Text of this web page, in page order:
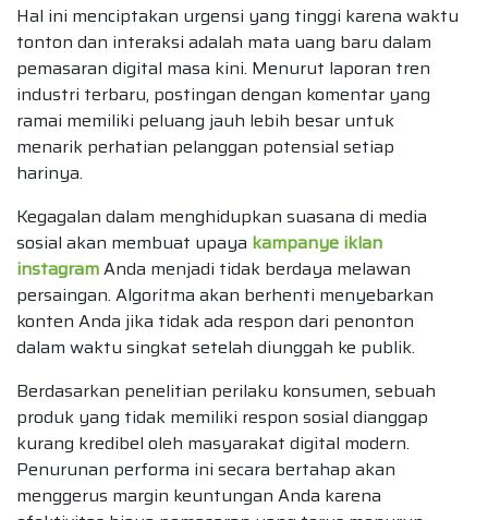
Hal ini menciptakan urgensi yang tinggi karena waktu
tonton dan interaksi adalah mata uang baru dalam
pemasaran digital masa kini. Menurut laporan tren
industri terbaru, postingan dengan komentar yang
ramai memiliki peluang jauh lebih besar untuk
menarik perhatian pelanggan potensial setiap
harinya.
Kegagalan dalam menghidupkan suasana di media
sosial akan membuat upaya kampanye iklan
instagramAnda menjadi tidak berdaya melawan
persaingan. Algoritma akan berhenti menyebarkan
konten Anda jika tidak ada respon dari penonton
dalam waktu singkat setelah diunggah ke publik.
Berdasarkan penelitian perilaku konsumen, sebuah
produk yang tidak memiliki respon sosial dianggap
kurang kredibel oleh masyarakat digital modern.
Penurunan performa ini secara bertahap akan
menggerus margin keuntungan Anda karena